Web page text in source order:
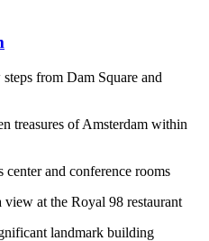
from Dam Square and
treasures of Amsterdam within
center and conference rooms
at the Royal 98 restaurant
landmark building